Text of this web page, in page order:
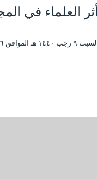
أثر العلماء في
۹ رجب ۱٤٤۰ هـ الموافق ۱٦ مارس ۲۰۱۹ مـ |